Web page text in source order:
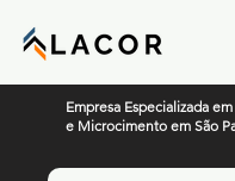
Empresa Especializada
e Microcimento em São